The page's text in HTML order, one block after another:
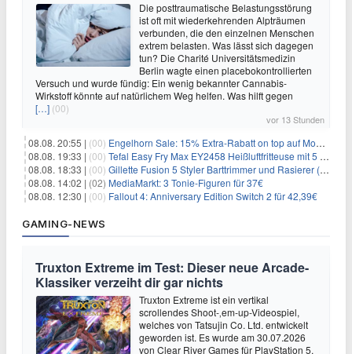
Die posttraumatische Belastungsstörung
ist oft mit wiederkehrenden Alpträumen
verbunden, die den einzelnen Menschen
extrem belasten. Was lässt sich dagegen
tun? Die Charité Universitätsmedizin
Berlin wagte einen placebokontrollierten
Versuch und wurde fündig: Ein wenig bekannter Cannabis-
Wirkstoff könnte auf natürlichem Weg helfen. Was hilft gegen
[…] (00)
vor 13 Stunden
08.08. 20:55 | (00) Engelhorn Sale: 15% Extra-Rabatt on top auf Mode- und Sport-Artikel
08.08. 19:33 | (00) Tefal Easy Fry Max EY2458 Heißluftfritteuse mit 5 Litern für 64,99€
08.08. 18:33 | (00) Gillette Fusion 5 Styler Barttrimmer und Rasierer (All in One) für 16€
08.08. 14:02 | (02) MediaMarkt: 3 Tonie-Figuren für 37€
08.08. 12:30 | (00) Fallout 4: Anniversary Edition Switch 2 für 42,39€
GAMING-NEWS
Truxton Extreme im Test: Dieser neue Arcade-
Klassiker verzeiht dir gar nichts
Truxton Extreme ist ein vertikal
scrollendes Shoot-‚em-up-Videospiel,
welches von Tatsujin Co. Ltd. entwickelt
geworden ist. Es wurde am 30.07.2026
von Clear River Games für PlayStation 5,